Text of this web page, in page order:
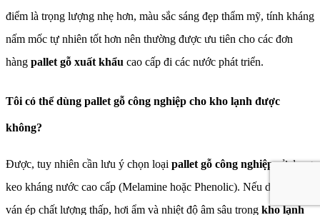
điểm là trọng lượng nhẹ hơn, màu sắc sáng đẹp thẩm mỹ, tính kháng
nấm mốc tự nhiên tốt hơn nên thường được ưu tiên cho các đơn
hàng pallet gỗ xuất khẩu cao cấp đi các nước phát triển.
Tôi có thể dùng pallet gỗ công nghiệp cho kho lạnh được
không?
Được, tuy nhiên cần lưu ý chọn loại pallet gỗ công nghiệpsử dụng
keo kháng nước cao cấp (Melamine hoặc Phenolic). Nếu dùng loại
ván ép chất lượng thấp, hơi ẩm và nhiệt độ âm sâu trong kho lạnh